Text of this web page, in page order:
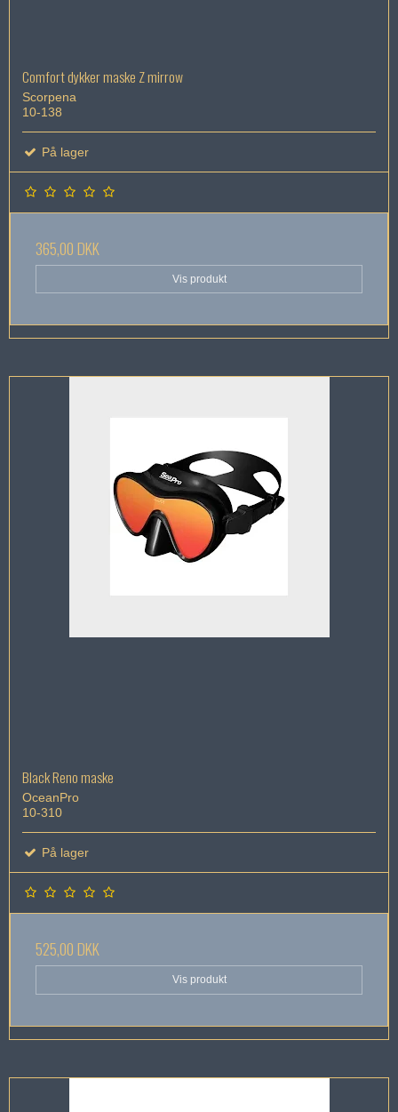
Comfort dykker maske Z mirrow
Scorpena
10-138
På lager
365,00 DKK
Vis produkt
Black Reno maske
OceanPro
10-310
På lager
525,00 DKK
Vis produkt